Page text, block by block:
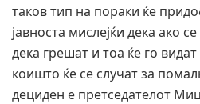
таков тип на пораки ќе
јавноста мислејќи дека ако
дека грешат и тоа ќе го
коишто ќе се случат за
дециден е претседателот